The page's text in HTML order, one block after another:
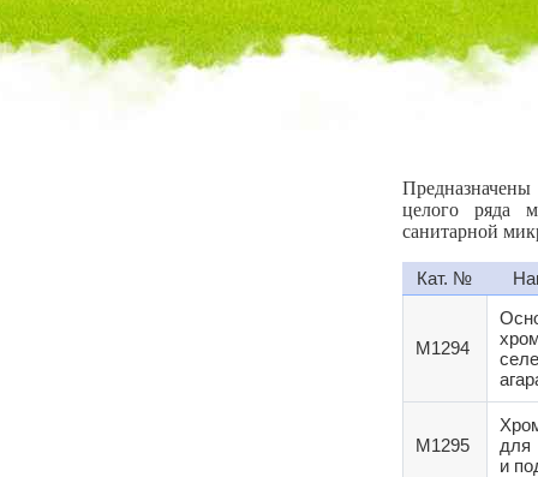
целого ряда
санитарной
Кат. №
M1294
M1295
для
и